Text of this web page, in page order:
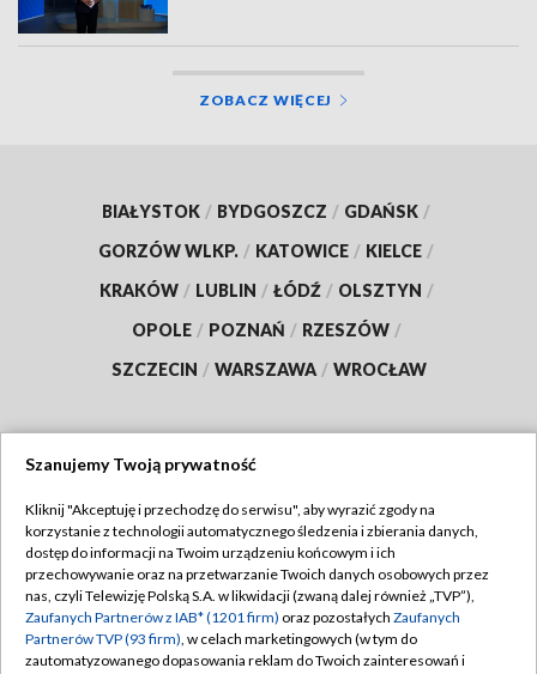
ZOBACZ WIĘCEJ
BIAŁYSTOK / BYDGOSZCZ / GDAŃSK /
GORZÓW WLKP. / KATOWICE / KIELCE /
KRAKÓW / LUBLIN / ŁÓDŹ / OLSZTYN /
OPOLE / POZNAŃ / RZESZÓW /
SZCZECIN / WARSZAWA / WROCŁAW
TVP
Abonament TVP
Emisja w TVP
Centrum informacji TVP
Regulamin TVP
Polityka prywatności
Moje zgody
Szanujemy Twoją prywatność
Kliknij "Akceptuję i przechodzę do serwisu", aby wyrazić zgody na
korzystanie z technologii automatycznego śledzenia i zbierania danych,
dostęp do informacji na Twoim urządzeniu końcowym i ich
przechowywanie oraz na przetwarzanie Twoich danych osobowych przez
nas, czyli Telewizję Polską S.A. w likwidacji (zwaną dalej również „TVP”),
Zaufanych Partnerów z IAB* (1201 firm) oraz pozostałych Zaufanych
Partnerów TVP (93 firm), w celach marketingowych (w tym do
zautomatyzowanego dopasowania reklam do Twoich zainteresowań i